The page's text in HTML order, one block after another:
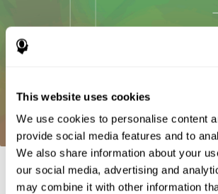
This website uses cookies
We use cookies to personalise content
provide social media features and to
We also share information about your
our social media, advertising and
may combine it with other information
참고 문헌
Whiteside, A. (2002) A synopsis of the Vienna